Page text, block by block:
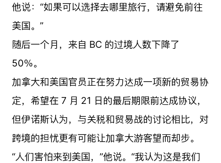
他说：“如果可以选择去哪里旅行，请避免前往
美国。”
随后一个月，来自 BC 的过境人数下降了
50％。
加拿大和美国官员正在努力达成一项新的贸易协
定，希望在 7 月 21 日的最后期限前达成协议，
但伊诺斯认为，与关税和贸易战的讨论相比，对
跨境的担忧更有可能让加拿大游客望而却步。
“人们害怕来到美国，”他说。“我认为这是我们